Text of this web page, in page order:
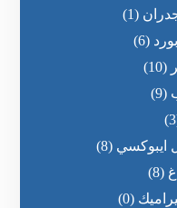
(1)
(6)
(10)
(9)
ايبوكسي (8)
(8)
(0)